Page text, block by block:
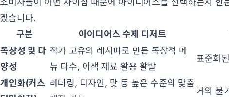
소비자들이 어떤 차이점 때문에 아이디어스를 선택하는지 한
겠습니다.
구분
아이디어스 수제 디저트
독창성 및 다
양성
작가 고유의 레시피로 만든 독창적 메
뉴 다수, 이색 재료 활용 활발
표준화
개인화(커스 레터링, 디자인, 맛 등 높은 수준의 맞춤
거의 불